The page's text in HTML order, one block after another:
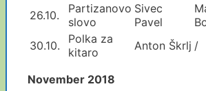
26.10.
Partizanovo
slovo
Sivec
Pavel
30.10.
Polka za
kitaro
Anton Škrlj /
November 2018